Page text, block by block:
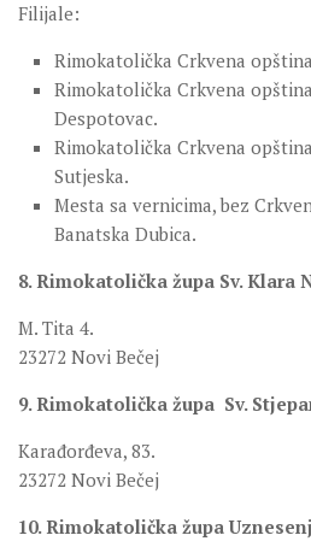
Filijale:
Rimokatolička Crkvena
Rimokatolička Crkvena
Despotovac.
Rimokatolička Crkvena
Sutjeska.
Mesta sa vernicima, bez
Banatska Dubica.
8. Rimokatolička župa Sv. Klara
M. Tita 4.
23272 Novi Bečej
9. Rimokatolička župa Sv.
Karađorđeva, 83.
23272 Novi Bečej
10. Rimokatolička župa